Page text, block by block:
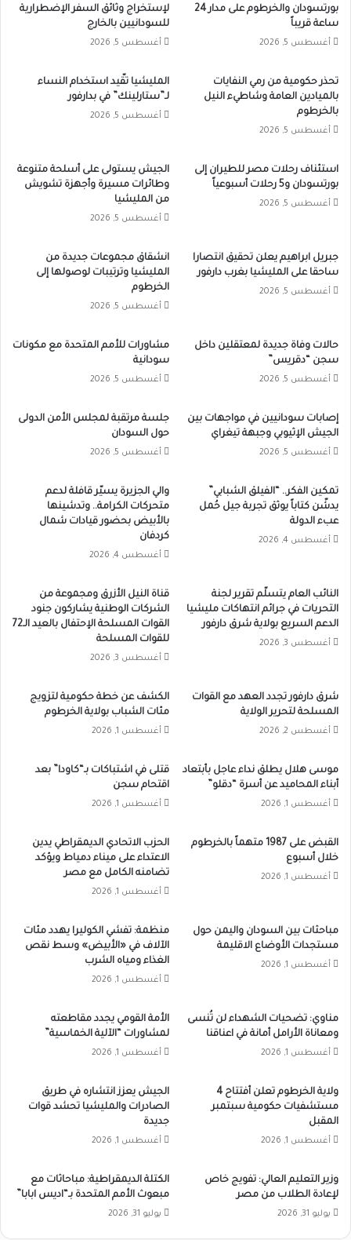
بورتسودان والخرطوم على مدار 24
ساعة قريباً
أغسطس 5, 2026
لإستخراج وثائق السفر الإضطرارية
للسودانيين بالخارج
أغسطس 5, 2026
تحذر حكومية من رمي النفايات
بالميادين العامة وشاطيء النيل
بالخرطوم
أغسطس 5, 2026
المليشيا تقّيد استخدام النساء
لـ”ستارلينك” في بدارفور
أغسطس 5, 2026
استئناف رحلات مصر للطيران إلى
بورتسودان و5 رحلات أسبوعياً
أغسطس 5, 2026
الجيش يستولى على أسلحة متنوعة
وطائرات مسيرة وأجهزة تشويش
من المليشيا
أغسطس 5, 2026
جبريل ابراهيم يعلن تحقيق انتصارا
ساحقا على المليشيا بغرب دارفور
أغسطس 5, 2026
انشقاق مجموعات جديدة من
المليشيا وترتيبات لوصولها إلى
الخرطوم
أغسطس 5, 2026
حالات وفاة جديدة لمعتقلين داخل
سجن “دقريس”
أغسطس 5, 2026
مشاورات للأمم المتحدة مع مكونات
سودانية
أغسطس 5, 2026
إصابات سودانيين في مواجهات بين
الجيش الإثيوبي وجبهة تيغراي
أغسطس 5, 2026
جلسة مرتقبة لمجلس الأمن الدولى
حول السودان
أغسطس 5, 2026
تمكين الفكر.. “الفيلق الشبابي”
يدشّن كتاباً يوثق تجربة جيل حُمل
عبء الدولة
أغسطس 4, 2026
والي الجزيرة يسيّر قافلة لدعم
متحركات الكرامة.. وتدشينها
بالأبيض بحضور قيادات شمال
كردفان
أغسطس 4, 2026
النائب العام يتسلّم تقرير لجنة
التحريات في جرائم انتهاكات مليشيا
الدعم السريع بولاية شرق دارفور
أغسطس 3, 2026
قناة النيل الأزرق ومجموعة من
الشركات الوطنية يشاركون جنود
القوات المسلحة الإحتفال بالعيد الـ72
للقوات المسلحة
أغسطس 3, 2026
شرق دارفور تجدد العهد مع القوات
المسلحة لتحرير الولاية
أغسطس 2, 2026
الكشف عن خطة حكومية لتزويج
مئات الشباب بولاية الخرطوم
أغسطس 1, 2026
موسى هلال يطلق نداء عاجل بأبتعاد
أبناء المحاميد عن أسرة “دقلو”
أغسطس 1, 2026
قتلى في اشتباكات بـ“كاودا” بعد
اقتحام سجن
أغسطس 1, 2026
القبض على 1987 متهماً بالخرطوم
خلال أسبوع
أغسطس 1, 2026
الحزب الاتحادي الديمقراطي يدين
الاعتداء على ميناء دمياط ويؤكد
تضامنه الكامل مع مصر
أغسطس 1, 2026
مباحثات بين السودان واليمن حول
مستجدات الأوضاع الاقليمة
أغسطس 1, 2026
منظمة: تفشي الكوليرا يهدد مئات
الآلاف في «الأبيض» وسط نقص
الغذاء ومياه الشرب
أغسطس 1, 2026
مناوي: تضحيات الشهداء لن تُنسى
ومعاناة الأرامل أمانة في اعناقنا
أغسطس 1, 2026
الأمة القومي يجدد مقاطعته
لمشاورات “الآلية الخماسية”
أغسطس 1, 2026
ولاية الخرطوم تعلن أفتتاح 4
مستشفيات حكومية سبتمبر
المقبل
أغسطس 1, 2026
الجيش يعزز انتشاره في طريق
الصادرات والمليشيا تحشد قوات
جديدة
أغسطس 1, 2026
وزير التعليم العالي: تفويج خاص
لإعادة الطلاب من مصر
يوليو 31, 2026
الكتلة الديمقراطية: مباحاثات مع
مبعوث الأمم المتحدة بـ“اديس ابابا”
يوليو 31, 2026